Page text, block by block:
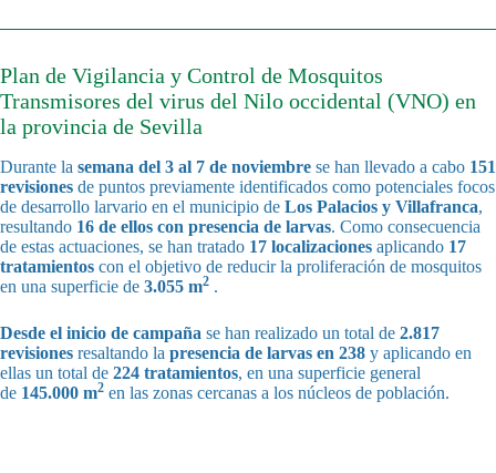
Plan de Vigilancia y Control de Mosquitos
Transmisores del virus del Nilo occidental (VNO) en
la provincia de Sevilla
Durante la semana del 3 al 7 de noviembre se han llevado a cabo 151
revisiones de puntos previamente identificados como potenciales focos
de desarrollo larvario en el municipio de Los Palacios y Villafranca,
resultando 16 de ellos con presencia de larvas. Como consecuencia
de estas actuaciones, se han tratado 17 localizaciones aplicando 17
tratamientos con el objetivo de reducir la proliferación de mosquitos
en una superficie de 3.055 m2 .
Desde el inicio de campaña se han realizado un total de 2.817
revisiones resaltando la presencia de larvas en 238 y aplicando en
ellas un total de 224 tratamientos, en una superficie general
de 145.000 m2 en las zonas cercanas a los núcleos de población.